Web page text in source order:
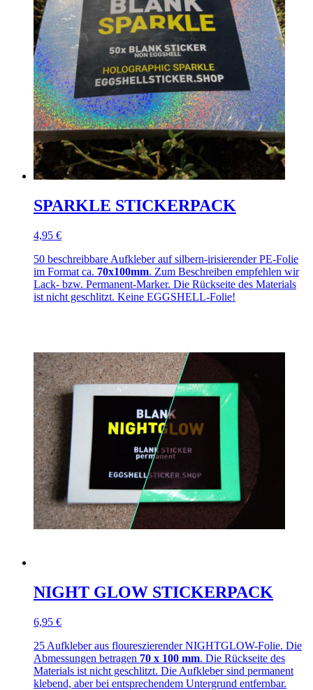
SPARKLE STICKERPACK
4,95 €
50 beschreibbare Aufkleber auf silbern-irisierender PE-Folie
im Format ca. 70x100mm. Zum Beschreiben empfehlen wir
Lack- bzw. Permanent-Marker. Die Rückseite des Materials
ist nicht geschlitzt. Keine EGGSHELL-Folie!
NIGHT GLOW STICKERPACK
6,95 €
25 Aufkleber aus floureszierender NIGHTGLOW-Folie. Die
Abmessungen betragen 70 x 100 mm. Die Rückseite des
Materials ist nicht geschlitzt. Die Aufkleber sind permanent
klebend, aber bei entsprechendem Untergrund entfernbar.